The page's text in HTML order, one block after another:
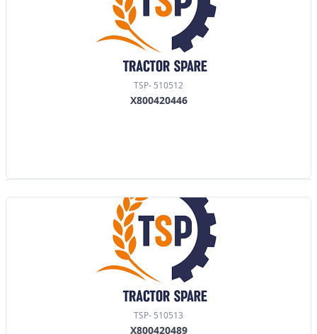
TSP- 510512
X800420446
TSP- 510513
X800420489